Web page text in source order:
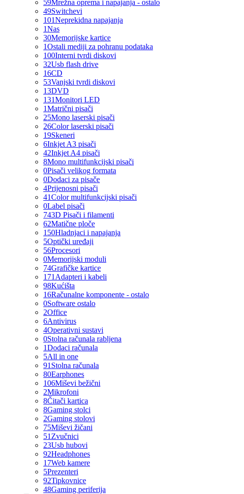
59Mrežna oprema i napajanja - ostalo
49Switchevi
101Neprekidna napajanja
1Nas
30Memorijske kartice
1Ostali mediji za pohranu podataka
100Interni tvrdi diskovi
32Usb flash drive
16CD
53Vanjski tvrdi diskovi
13DVD
131Monitori LED
1Matrični pisači
25Mono laserski pisači
26Color laserski pisači
19Skeneri
6Inkjet A3 pisači
42Inkjet A4 pisači
8Mono multifunkcijski pisači
0Pisači velikog formata
0Dodaci za pisače
4Prijenosni pisači
41Color multifunkcijski pisači
0Label pisači
743D Pisači i filamenti
62Matične ploče
150Hladnjaci i napajanja
5Optički uređaji
56Procesori
0Memorijski moduli
74Grafičke kartice
171 Adapteri i kabeli
98Kućišta
16Računalne komponente - ostalo
0Software ostalo
2Office
6Antivirus
4Operativni sustavi
0Stolna računala rabljena
1Dodaci računala
5All in one
91 Stolna računala
80Earphones
106Miševi bežični
2Mikrofoni
8Čitači kartica
8Gaming stolci
2Gaming stolovi
75Miševi žičani
51 Zvučnici
23Usb hubovi
92Headphones
17Web kamere
5Prezenteri
92Tipkovnice
48Gaming periferija